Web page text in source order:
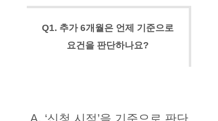
Q1. 추가 6개월은 언제 기준으로
요건을 판단하나요?
A. ‘신청 시점’을 기준으로 판단